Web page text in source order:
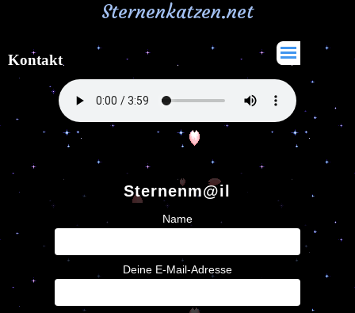
Sternenkatzen.net
Kontakt
Sternenm@il
Name
Deine E-Mail-Adresse